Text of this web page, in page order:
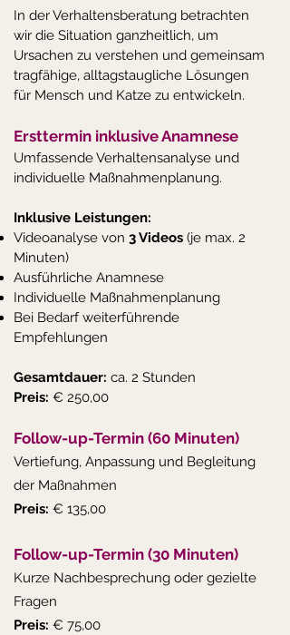
In der Verhaltensberatung betrachten
wir die Situation ganzheitlich, um
Ursachen zu verstehen und gemeinsam
tragfähige, alltagstaugliche Lösungen
für Mensch und Katze zu entwickeln.
Ersttermin inklusive Anamnese
Umfassende Verhaltensanalyse und
individuelle Maßnahmenplanung.
Inklusive Leistungen:
Videoanalyse von 3 Videos (je max. 2
Minuten)
Ausführliche Anamnese
Individuelle Maßnahmenplanung
Bei Bedarf weiterführende
Empfehlungen
Gesamtdauer: ca. 2 Stunden
Preis: € 250,00​
Follow-up-Termin (60 Minuten)
Vertiefung, Anpassung und Begleitung
der Maßnahmen
Preis: € 135,00
Follow-up-Termin (30 Minuten)
Kurze Nachbesprechung oder gezielte
Fragen
Preis: € 75,00